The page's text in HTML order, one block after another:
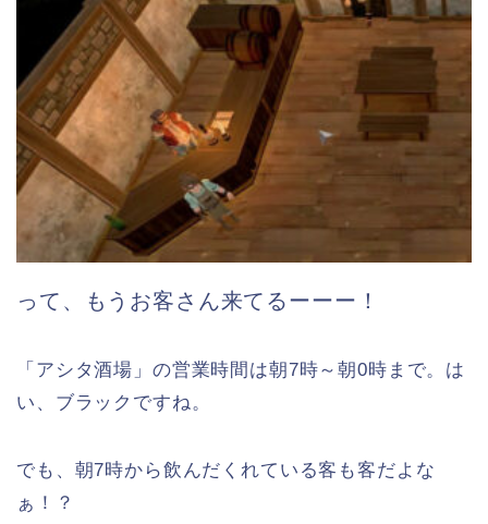
って、もうお客さん来てるーーー！
「アシタ酒場」の営業時間は朝7時～朝0時まで。は
い、ブラックですね。
でも、朝7時から飲んだくれている客も客だよな
ぁ！？